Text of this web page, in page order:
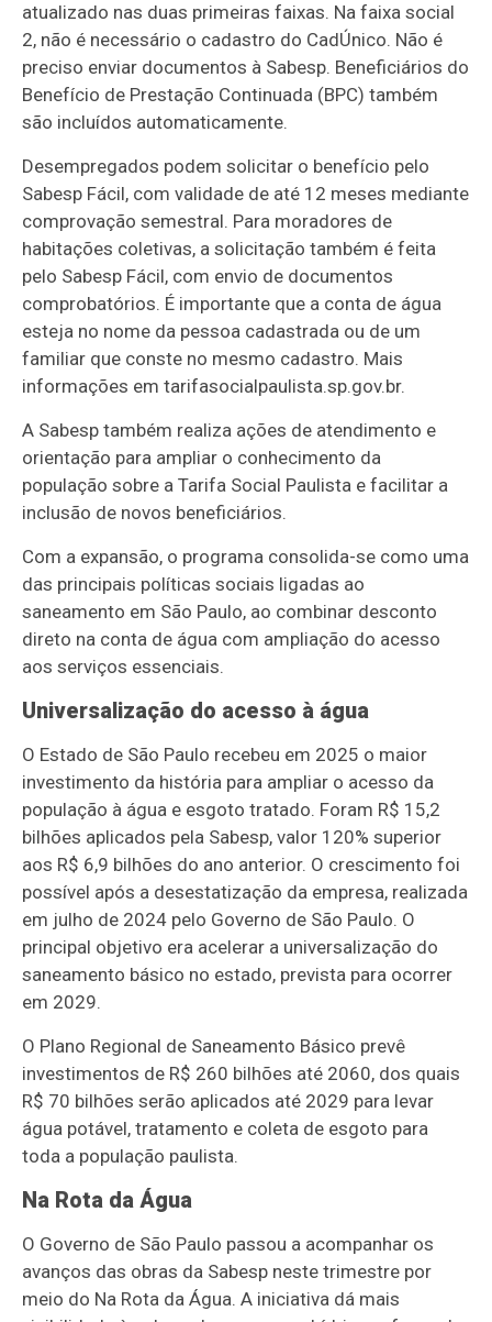
atualizado nas duas primeiras faixas. Na faixa social
2, não é necessário o cadastro do CadÚnico. Não é
preciso enviar documentos à Sabesp. Beneficiários do
Benefício de Prestação Continuada (BPC) também
são incluídos automaticamente.
Desempregados podem solicitar o benefício pelo
Sabesp Fácil, com validade de até 12 meses mediante
comprovação semestral. Para moradores de
habitações coletivas, a solicitação também é feita
pelo Sabesp Fácil, com envio de documentos
comprobatórios. É importante que a conta de água
esteja no nome da pessoa cadastrada ou de um
familiar que conste no mesmo cadastro. Mais
informações em tarifasocialpaulista.sp.gov.br.
A Sabesp também realiza ações de atendimento e
orientação para ampliar o conhecimento da
população sobre a Tarifa Social Paulista e facilitar a
inclusão de novos beneficiários.
Com a expansão, o programa consolida-se como uma
das principais políticas sociais ligadas ao
saneamento em São Paulo, ao combinar desconto
direto na conta de água com ampliação do acesso
aos serviços essenciais.
Universalização do acesso à água
O Estado de São Paulo recebeu em 2025 o maior
investimento da história para ampliar o acesso da
população à água e esgoto tratado. Foram R$ 15,2
bilhões aplicados pela Sabesp, valor 120% superior
aos R$ 6,9 bilhões do ano anterior. O crescimento foi
possível após a desestatização da empresa, realizada
em julho de 2024 pelo Governo de São Paulo. O
principal objetivo era acelerar a universalização do
saneamento básico no estado, prevista para ocorrer
em 2029.
O Plano Regional de Saneamento Básico prevê
investimentos de R$ 260 bilhões até 2060, dos quais
R$ 70 bilhões serão aplicados até 2029 para levar
água potável, tratamento e coleta de esgoto para
toda a população paulista.
Na Rota da Água
O Governo de São Paulo passou a acompanhar os
avanços das obras da Sabesp neste trimestre por
meio do Na Rota da Água. A iniciativa dá mais